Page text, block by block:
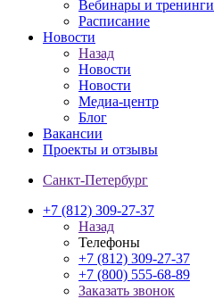
Вебинары и тренинги
Расписание
Новости
Назад
Новости
Новости
Медиа-центр
Блог
Вакансии
Проекты и отзывы
Санкт-Петербург
+7 (812) 309-27-37
Назад
Телефоны
+7 (812) 309-27-37
+7 (800) 555-68-89
Заказать звонок